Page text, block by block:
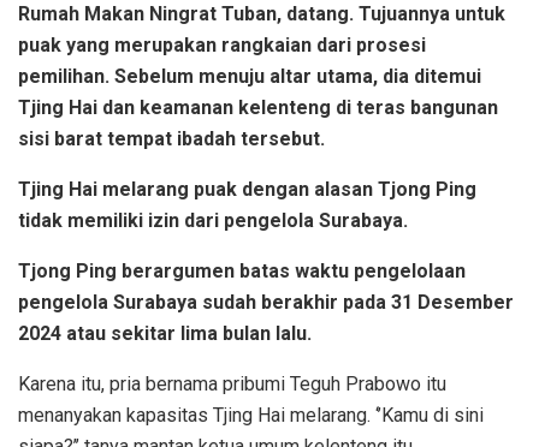
Rumah Makan Ningrat Tuban, datang. Tujuannya untuk
puak yang merupakan rangkaian dari prosesi
pemilihan. Sebelum menuju altar utama, dia ditemui
Tjing Hai dan keamanan kelenteng di teras bangunan
sisi barat tempat ibadah tersebut.
Tjing Hai melarang puak dengan alasan Tjong Ping
tidak memiliki izin dari pengelola Surabaya.
Tjong Ping berargumen batas waktu pengelolaan
pengelola Surabaya sudah berakhir pada 31 Desember
2024 atau sekitar lima bulan lalu.
Karena itu, pria bernama pribumi Teguh Prabowo itu
menanyakan kapasitas Tjing Hai melarang. ‘’Kamu di sini